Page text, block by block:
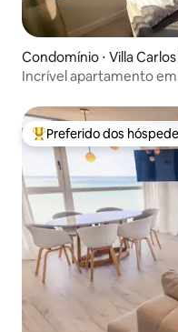
Condomínio ⋅ Villa Carlos
Incrível apartamento
Entre os melhores
Preferido dos